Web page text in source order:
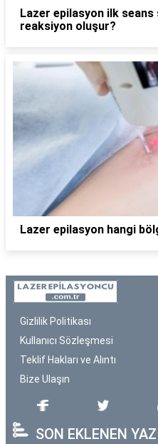
Lazer epilasyon ilk seans
reaksiyon oluşur?
Lazer epilasyon hangi
Gizlilik Politikası
Kullanıcı Sözleşmesi
Teklif Hakları ve Alıntı
Bize Ulaşın
SON EKLENEN